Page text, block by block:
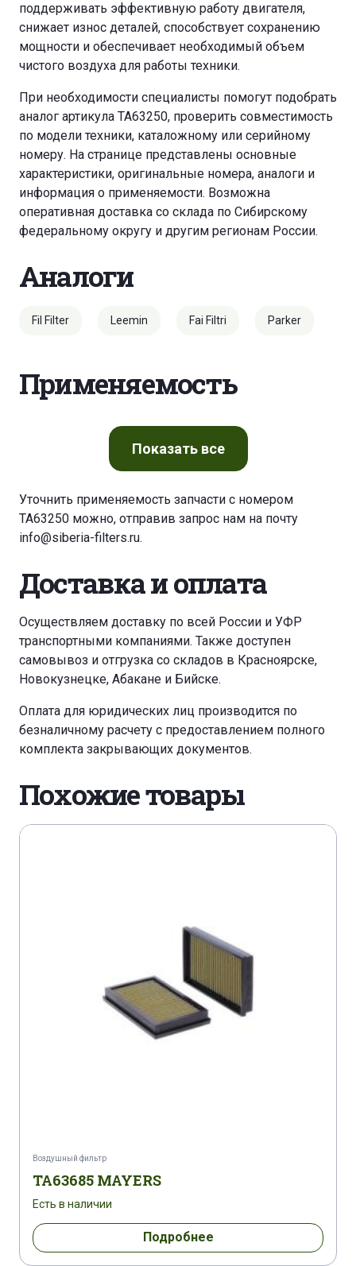
поддерживать эффективную работу двигателя,
снижает износ деталей, способствует сохранению
мощности и обеспечивает необходимый объем
чистого воздуха для работы техники.
При необходимости специалисты помогут подобрать
аналог артикула TA63250, проверить совместимость
по модели техники, каталожному или серийному
номеру. На странице представлены основные
характеристики, оригинальные номера, аналоги и
информация о применяемости. Возможна
оперативная доставка со склада по Сибирскому
федеральному округу и другим регионам России.
Аналоги
Fil Filter Leemin Fai Filtri Parker
Применяемость
Показатьвсе
Уточнить применяемость запчасти с номером
TA63250 можно, отправив запрос нам на почту
info@siberia-filters.ru.
Доставка и оплата
Осуществляем доставку по всей России и УФР
транспортными компаниями. Также доступен
самовывоз и отгрузка со складов в Красноярске,
Новокузнецке, Абакане и Бийске.
Оплата для юридических лиц производится по
безналичному расчету с предоставлением полного
комплекта закрывающих документов.
Похожие товары
Воздушный фильтр
TA63685 MAYERS
Есть в наличии
Подробнее